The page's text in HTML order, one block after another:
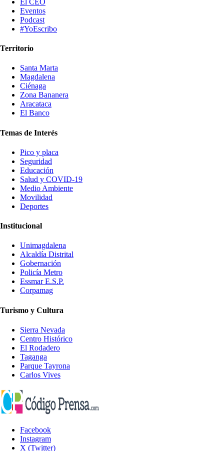
Eventos
Podcast
#YoEscribo
Territorio
Santa Marta
Magdalena
Ciénaga
Zona Bananera
Aracataca
El Banco
Temas de Interés
Pico y placa
Seguridad
Educación
Salud y COVID-19
Medio Ambiente
Movilidad
Deportes
Institucional
Unimagdalena
Alcaldía Distrital
Gobernación
Policía Metro
Essmar E.S.P.
Corpamag
Turismo y Cultura
Sierra Nevada
Centro Histórico
El Rodadero
Taganga
Parque Tayrona
Carlos Vives
Facebook
Instagram
X (Twitter)